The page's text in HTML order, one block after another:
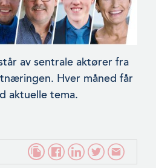
av sentrale aktører fra
Hver måned får
aktuelle tema.